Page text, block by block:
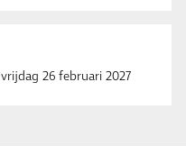
vrijdag 26 februari 2027